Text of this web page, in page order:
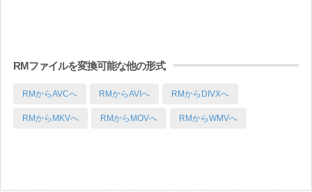
RMファイルを変換可能な他の形式
RMからAVCへ RMからAVIへ RMからDIVXへ
RMからMKVへ RMからMOVへ RMからWMVへ